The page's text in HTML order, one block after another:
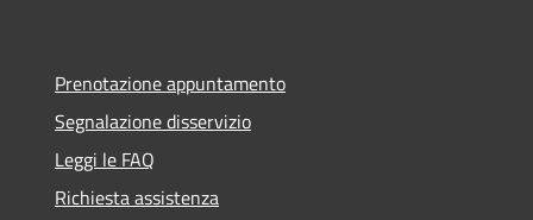
Prenotazione appuntamento
Segnalazione disservizio
Leggi le FAQ
Richiesta assistenza